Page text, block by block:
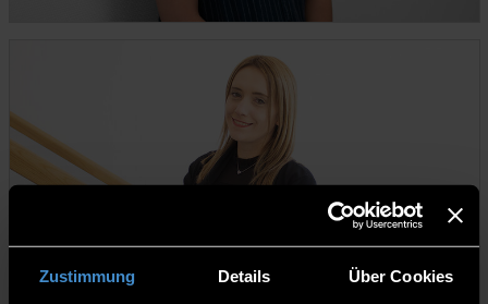
Zustimmung Details Über Cookies
Verena Laura Hager-Fisch